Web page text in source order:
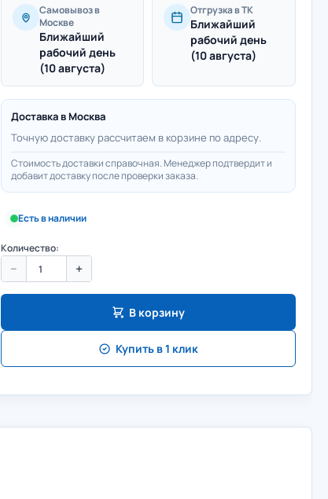
Самовывоз в
Москве
Ближайший
рабочий день
(10 августа)
Отгрузка в ТК
Ближайший
рабочий день
(10 августа)
Доставка в Москва
Точную доставку рассчитаем в корзине по адресу.
Стоимость доставки справочная. Менеджер подтвердит и
добавит доставку после проверки заказа.
Есть в наличии
Количество:
− +
В корзину
Купить в 1 клик